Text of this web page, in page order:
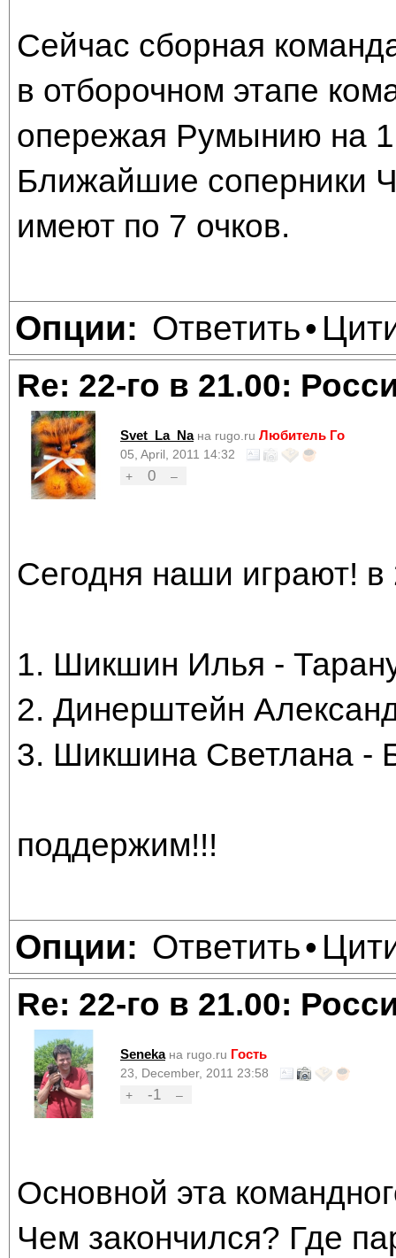
Сейчас сборная
в отборочном этапе
опережая Румынию на 1
Ближайшие соперники
имеют по 7 очков.
Опции: Ответить•
Re: 22-го в 21.00:
Svet_La_Na на rugo.ru Любитель Го
05, April, 2011 14:32
+
0 –
Сегодня наши играют!
1. Шикшин Илья -
2. Динерштейн
3. Шикшина Светлана -
поддержим!!!
Опции: Ответить•
Re: 22-го в 21.00:
Seneka на rugo.ru Гость
23, December, 2011 23:58
+
-1 –
Основной эта
Чем закончился? Где